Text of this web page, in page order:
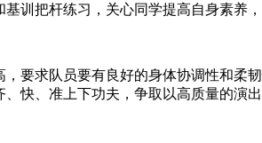
训把杆练习，关心同学提高自身素养
要求队员要有良好的身体协调性和
快、准上下功夫，争取以高质量的演出